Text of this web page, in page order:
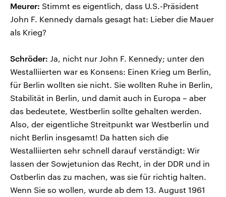
Meurer: Stimmt es eigentlich, dass U.S.-Präsident
John F. Kennedy damals gesagt hat: Lieber die Mauer
als Krieg?
Schröder: Ja, nicht nur John F. Kennedy; unter den
Westalliierten war es Konsens: Einen Krieg um Berlin,
für Berlin wollten sie nicht. Sie wollten Ruhe in Berlin,
Stabilität in Berlin, und damit auch in Europa – aber
das bedeutete, Westberlin sollte gehalten werden.
Also, der eigentliche Streitpunkt war Westberlin und
nicht Berlin insgesamt! Da hatten sich die
Westalliierten sehr schnell darauf verständigt: Wir
lassen der Sowjetunion das Recht, in der DDR und in
Ostberlin das zu machen, was sie für richtig halten.
Wenn Sie so wollen, wurde ab dem 13. August 1961